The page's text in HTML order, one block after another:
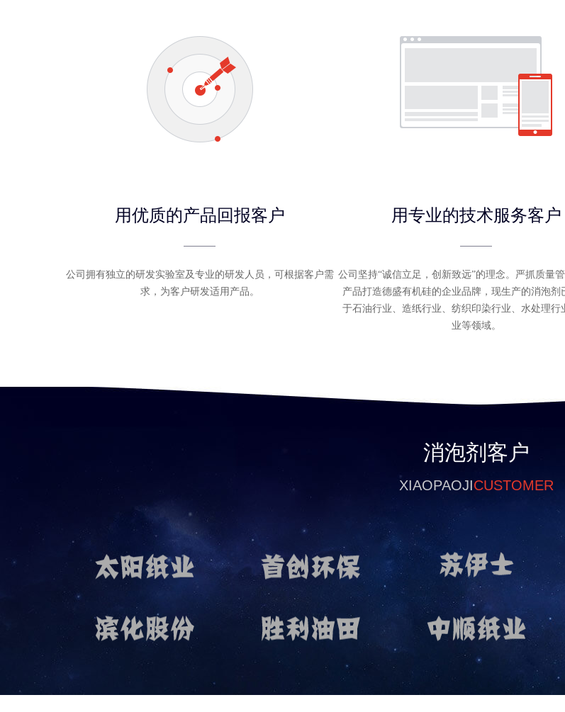
用优质的产品回报客户
公司拥有独立的研发实验室及专业的研发人员，可根据客户需
求，为客户研发适用产品。
用专业的技术服务客户
公司坚持“诚信立足，创新致远”的理念。严抓质量
产品打造德盛有机硅的企业品牌，现生产的消泡剂
于石油行业、造纸行业、纺织印染行业、水处理行
业等领域。
消泡剂客户
XIAOPAOJICUSTOMER